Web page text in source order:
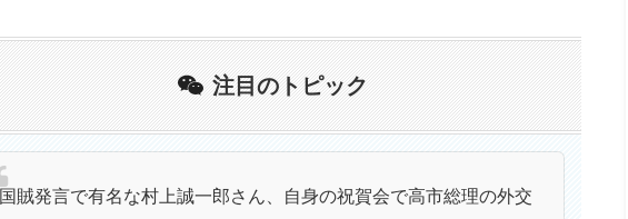
注目のトピック
国賊発言で有名な村上誠一郎さん、自身の祝賀会で高市総理の外交